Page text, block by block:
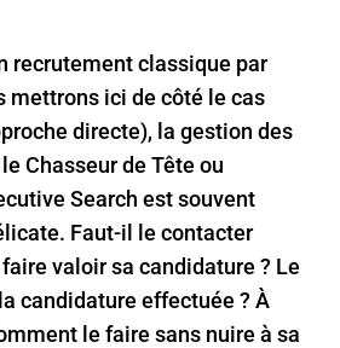
recrutement classique par
mettrons ici de côté le cas
directe), la gestion des
Chasseur de Tête ou
Search est souvent
Faut-il le contacter
valoir sa candidature ? Le
candidature effectuée ? À
le faire sans nuire à sa